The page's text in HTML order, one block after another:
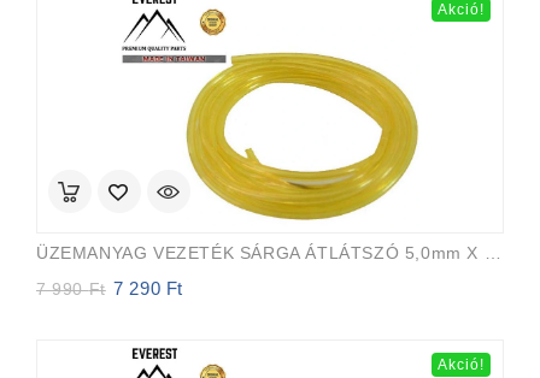
Akció!
7 990Ft Original
990 Ft.
7 290 Ft
290 Ft.
Akció!